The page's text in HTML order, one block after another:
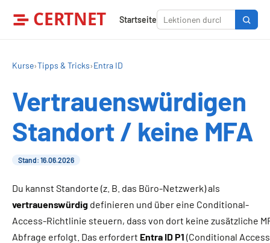
CERTNET Startseite
Kurse›Tipps & Tricks›Entra ID
Vertrauenswürdigen
Standort / keine MFA
Stand: 16.06.2026
Du kannst Standorte (z. B. das Büro-Netzwerk) als
vertrauenswürdig definieren und über eine Conditional-
Access-Richtlinie steuern, dass von dort keine zusätzliche
Abfrage erfolgt. Das erfordert Entra ID P1 (Conditional